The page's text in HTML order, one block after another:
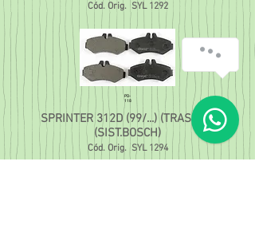
Cód. Orig. SYL 1292
PD-
118
SPRINTER 312D (99/...) (TRASEIRA)
(SIST.BOSCH)
Cód. Orig. SYL 1294